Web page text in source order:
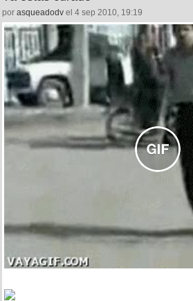
por asqueadodv el 4 sep 2010, 19:19